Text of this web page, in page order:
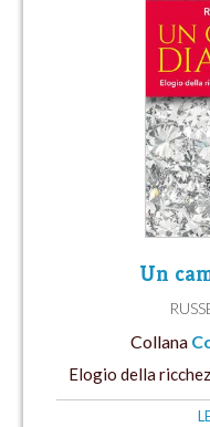
Un
Collana
Elogio della